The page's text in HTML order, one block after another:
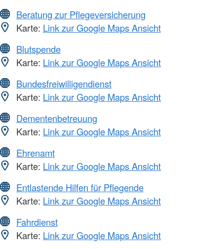
Beratung zur Pflegeversicherung
Karte: Link zur Google Maps Ansicht
Blutspende
Karte: Link zur Google Maps Ansicht
Bundesfreiwilligendienst
Karte: Link zur Google Maps Ansicht
Dementenbetreuung
Karte: Link zur Google Maps Ansicht
Ehrenamt
Karte: Link zur Google Maps Ansicht
Entlastende Hilfen für Pflegende
Karte: Link zur Google Maps Ansicht
Fahrdienst
Karte: Link zur Google Maps Ansicht